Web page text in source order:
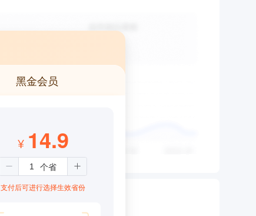
黑金会员
¥ 14.9
支付后可进行选择生效省份